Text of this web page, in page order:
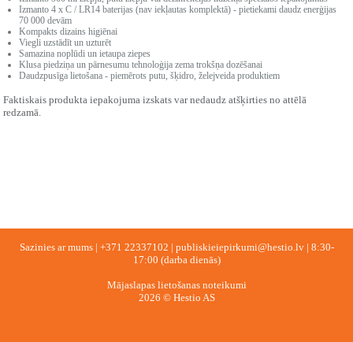
Izmanto 4 x C / LR14 baterijas (nav iekļautas komplektā) - pietiekami daudz enerģijas
70 000 devām
Kompakts dizains higiēnai
Viegli uzstādīt un uzturēt
Samazina noplūdi un ietaupa ziepes
Klusa piedziņa un pārnesumu tehnoloģija zema trokšņa dozēšanai
Daudzpusīga lietošana - piemērots putu, šķidro, želejveida produktiem
Faktiskais produkta iepakojuma izskats var nedaudz atšķirties no attēlā
redzamā.
Sazinies ar mums | +371 22337102 | publiskieiepirkumi@hestio.lv| 8:30-
17:00 (darba dienās)
Mājaslapas lietošanas noteikumi
2026 © Hestio AS